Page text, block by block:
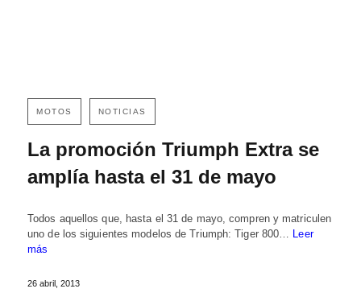
MOTOS NOTICIAS
La promoción Triumph Extra se
amplía hasta el 31 de mayo
Todos aquellos que, hasta el 31 de mayo, compren y matriculen
uno de los siguientes modelos de Triumph: Tiger 800…
Leer
más
26 abril, 2013